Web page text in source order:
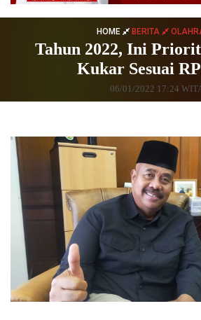
HOME BERITA
Tahun 2022, Ini
Kukar Sesuai
06/01/2022 17:24